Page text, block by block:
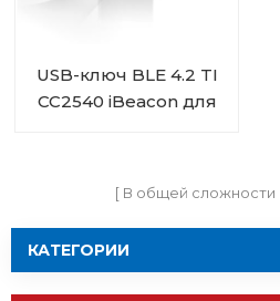
USB-ключ BLE 4.2 TI
CC2540 iBeacon для
В общей сложности
КАТЕГОРИИ